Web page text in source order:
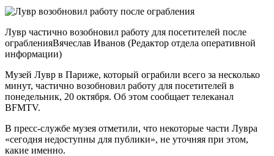
Лувр частично возобновил работу для посетителей после
ограбленияВячеслав Иванов (Редактор отдела оперативной
информации)
Музей Лувр в Париже, который ограбили всего за несколько
минут, частично возобновил работу для посетителей в
понедельник, 20 октября. Об этом сообщает телеканал
BFMTV.
В пресс-службе музея отметили, что некоторые части Лувра
«сегодня недоступны для публики», не уточняя при этом,
какие именно.